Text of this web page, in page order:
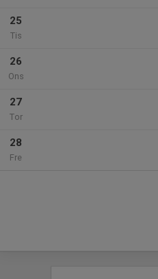
25
Tis
26
Ons
27
Tor
28
Fre